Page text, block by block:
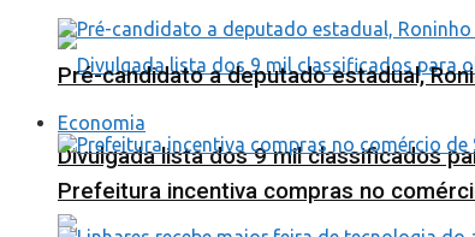
Divulgada lista dos 9 mil classificados
Pré-candidato a deputado estadual,
Economia
Prefeitura incentiva compras no